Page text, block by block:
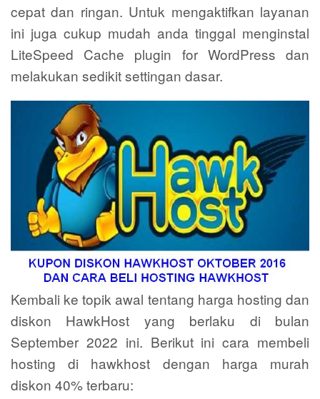
cepat dan ringan. Untuk mengaktifkan layanan
ini juga cukup mudah anda tinggal menginstal
LiteSpeed Cache plugin for WordPress dan
melakukan sedikit settingan dasar.
Kembali ke topik awal tentang harga hosting dan
diskon HawkHost yang berlaku di bulan
September 2022 ini. Berikut ini cara membeli
hosting di hawkhost dengan harga murah
diskon 40% terbaru: